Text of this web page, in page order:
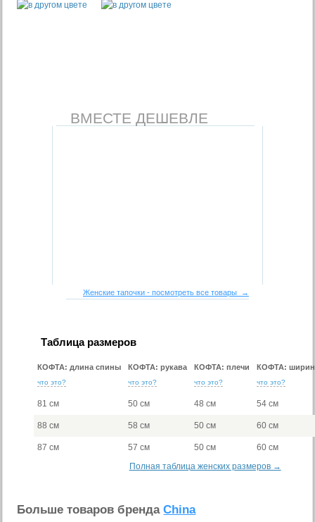
ВМЕСТЕ ДЕШЕВЛЕ
Женские тапочки - посмотреть все товары →
Таблица размеров
КОФТА: длина спины
что это?
КОФТА: рукава
что это?
КОФТА: плечи
что это?
КОФТА:
что это?
81 см 50 см 48 см 54 см
88 см 58 см 50 см 60 см
87 см 57 см 50 см
60 см
Полная таблица женских размеров →
Больше товаров брендаChina